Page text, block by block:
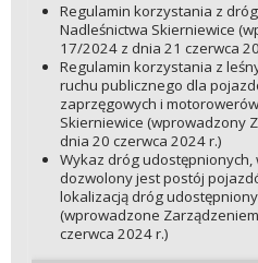
Regulamin korzystania z
Nadleśnictwa Skierniewice
17/2024 z dnia 21 czerwca
Regulamin korzystania z
ruchu publicznego dla
zaprzęgowych i
Skierniewice (wprowadzony
dnia 20 czerwca 2024 r.)
Wykaz dróg udostępnionych,
dozwolony jest postój
lokalizacją dróg
(wprowadzone
czerwca 2024 r.)